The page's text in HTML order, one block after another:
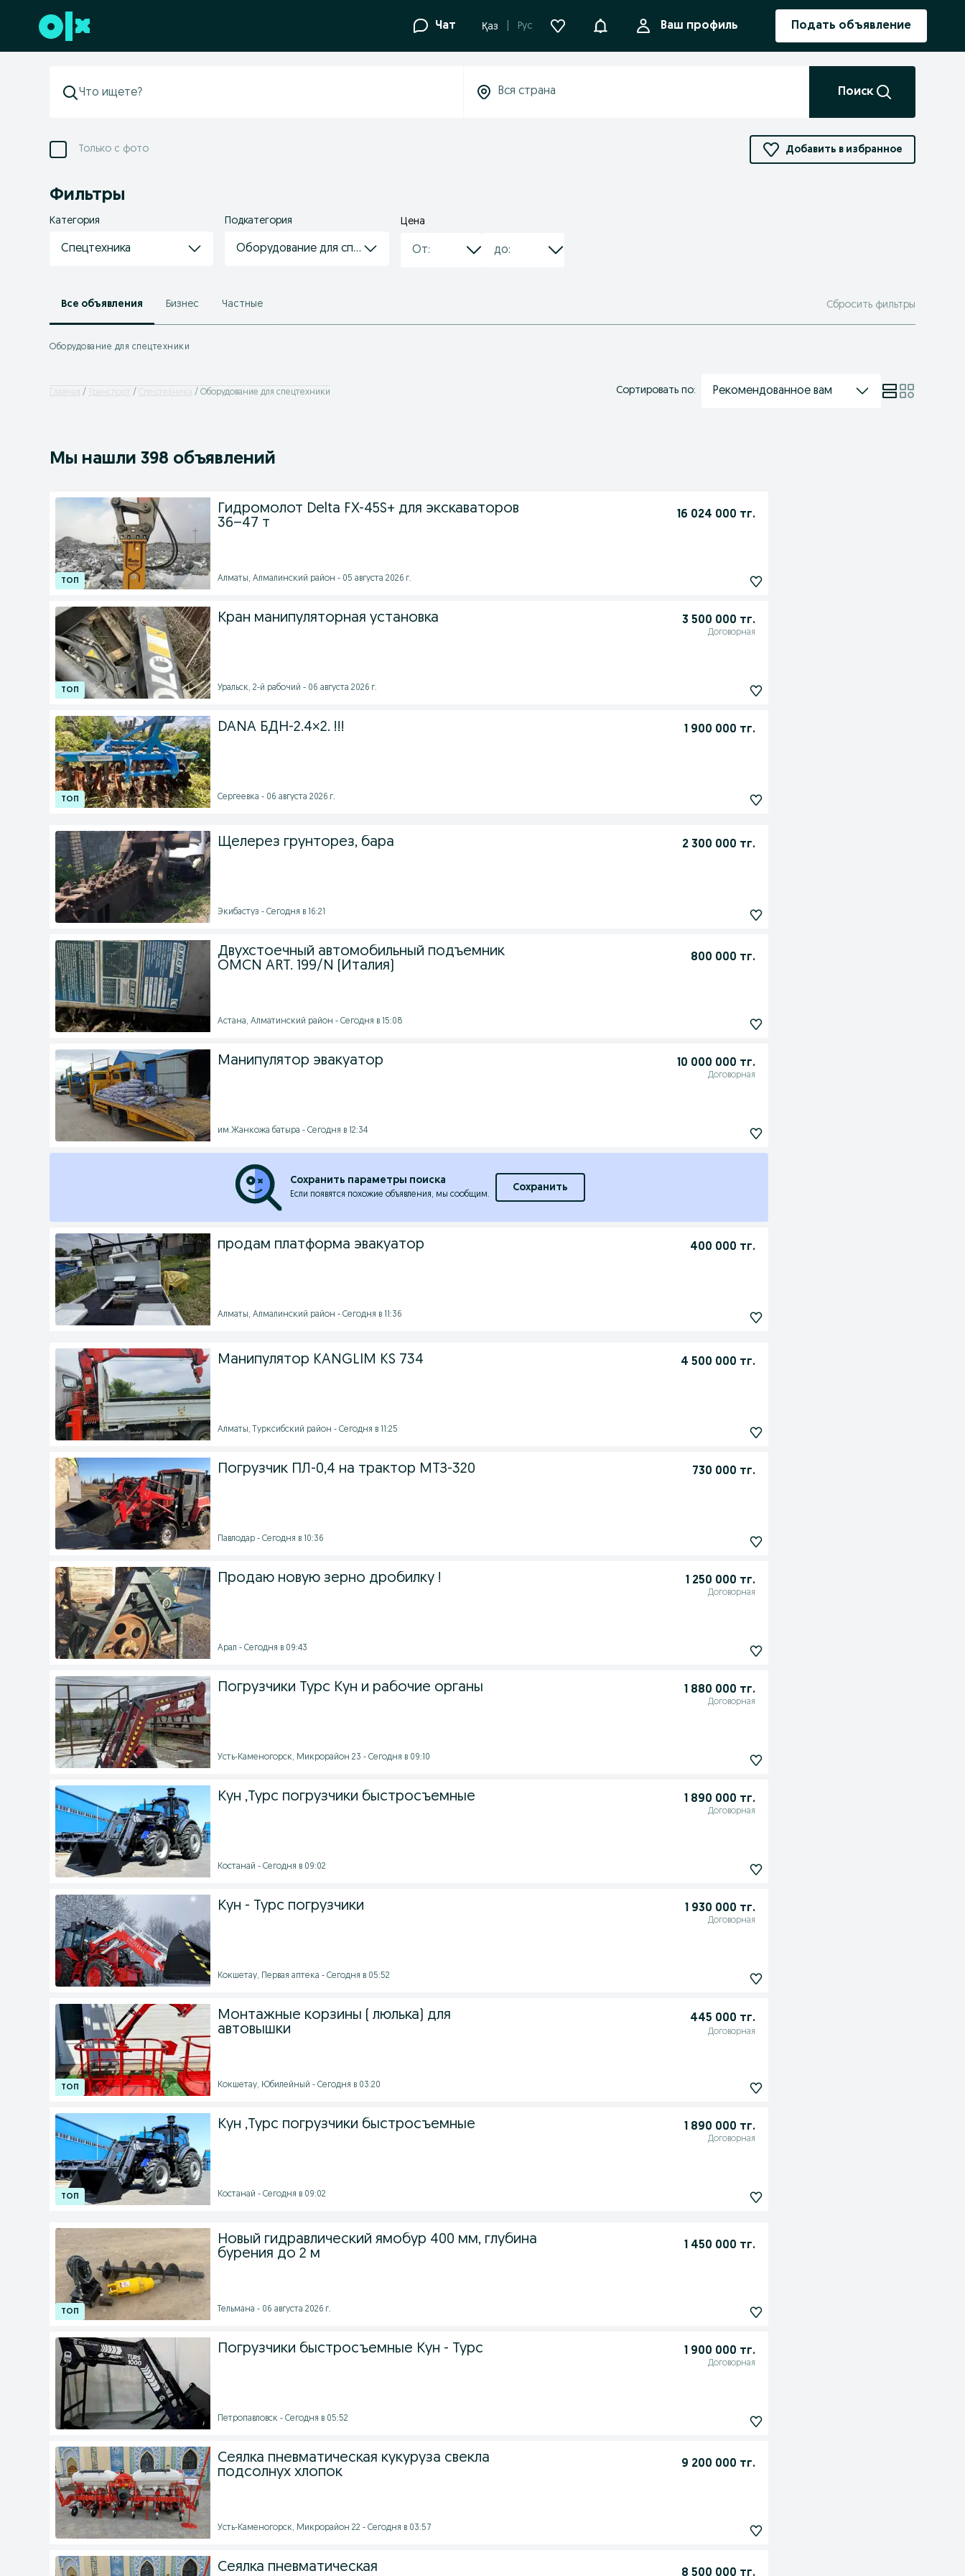
Перейти к нижнему колонтитулу Чат Қаз Рус УведомленияВаш профиль Подать объявление
Поиск
Только с фото Добавить в избранное
Фильтры
Категория
Спецтехника
Подкатегория
Оборудование для спецтехники
Цена
Все объявления Бизнес Частные Сбросить фильтры
Оборудование для спецтехники
Главная Транспорт Спецтехника Оборудование для спецтехники Сортировать по: Рекомендованное вам
Мы нашли 398 объявлений
Гидромолот Delta FX-45S+ для экскаваторов
36–47 т
16 024 000 тг.
Алматы, Алмалинский район - 05 августа 2026 г.
Кран манипуляторная установка 3 500 000 тг.
Договорная
Уральск, 2-й рабочий - 06 августа 2026 г.
DANA БДН-2.4×2. !!! 1 900 000 тг.
Сергеевка - 06 августа 2026 г.
Щелерез грунторез, бара 2 300 000 тг.
Экибастуз - Сегодня в 16:21
Двухстоечный автомобильный подъемник
OMCN ART. 199/N (Италия)
800 000 тг.
Астана, Алматинский район - Сегодня в 15:08
Манипулятор эвакуатор 10 000 000 тг.
Договорная
им.Жанкожа батыра - Сегодня в 12:34
Сохранить параметры поиска
Если появятся похожие объявления, мы сообщим.
Сохранить
продам платформа эвакуатор 400 000 тг.
Алматы, Алмалинский район - Сегодня в 11:36
Манипулятор KANGLIM KS 734 4 500 000 тг.
Алматы, Турксибский район - Сегодня в 11:25
Погрузчик ПЛ-0,4 на трактор МТЗ-320 730 000 тг.
Павлодар - Сегодня в 10:36
Продаю новую зерно дробилку ! 1 250 000 тг.
Договорная
Арал - Сегодня в 09:43
Погрузчики Турс Кун и рабочие органы 1 880 000 тг.
Договорная
Усть-Каменогорск, Микрорайон 23 - Сегодня в 09:10
Кун ,Турс погрузчики быстросъемные 1 890 000 тг.
Договорная
Костанай - Сегодня в 09:02
Кун - Турс погрузчики 1 930 000 тг.
Договорная
Кокшетау, Первая аптека - Сегодня в 05:52
Монтажные корзины ( люлька) для
автовышки
445 000 тг.
Договорная
Кокшетау, Юбилейный - Сегодня в 03:20
Кун ,Турс погрузчики быстросъемные 1 890 000 тг.
Договорная
Костанай - Сегодня в 09:02
Новый гидравлический ямобур 400 мм, глубина
бурения до 2 м
1 450 000 тг.
Тельмана - 06 августа 2026 г.
Погрузчики быстросъемные Кун - Турс 1 900 000 тг.
Договорная
Петропавловск - Сегодня в 05:52
Сеялка пневматическая кукуруза свекла
подсолнух хлопок
9 200 000 тг.
Усть-Каменогорск, Микрорайон 22 - Сегодня в 03:57
Сеялка пневматическая
8 500 000 тг.